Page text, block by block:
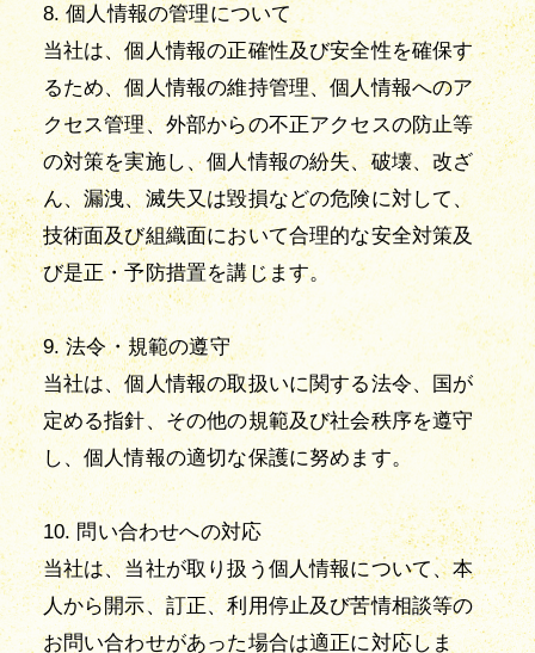
8. 個人情報の管理について
当社は、個人情報の正確性及び安全性を確保す
るため、個人情報の維持管理、個人情報へのア
クセス管理、外部からの不正アクセスの防止等
の対策を実施し、個人情報の紛失、破壊、改ざ
ん、漏洩、滅失又は毀損などの危険に対して、
技術面及び組織面において合理的な安全対策及
び是正・予防措置を講じます。
9. 法令・規範の遵守
当社は、個人情報の取扱いに関する法令、国が
定める指針、その他の規範及び社会秩序を遵守
し、個人情報の適切な保護に努めます。
10. 問い合わせへの対応
当社は、当社が取り扱う個人情報について、本
人から開示、訂正、利用停止及び苦情相談等の
お問い合わせがあった場合は適正に対応しま